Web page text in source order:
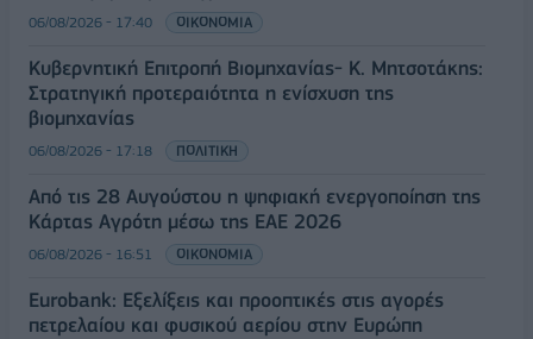
06/08/2026 - 17:40 ΟΙΚΟΝΟΜΙΑ
Κυβερνητική Επιτροπή Βιομηχανίας- Κ. Μητσοτάκης:
Στρατηγική προτεραιότητα η ενίσχυση της
βιομηχανίας
06/08/2026 - 17:18 ΠΟΛΙΤΙΚΗ
Από τις 28 Αυγούστου η ψηφιακή ενεργοποίηση της
Κάρτας Αγρότη μέσω της ΕΑΕ 2026
06/08/2026 - 16:51 ΟΙΚΟΝΟΜΙΑ
Eurobank: Εξελίξεις και προοπτικές στις αγορές
πετρελαίου και φυσικού αερίου στην Ευρώπη